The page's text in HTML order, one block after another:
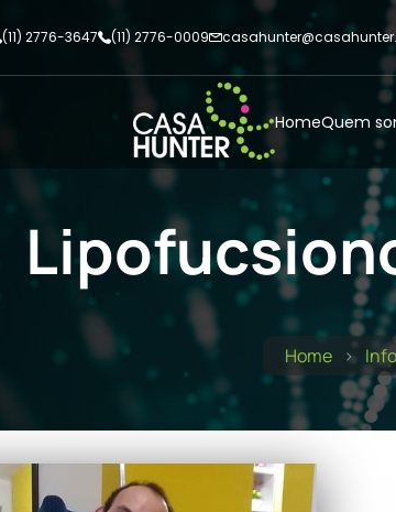
(11) 2776-3647 (11) 2776-0009
HomeQuem
Home